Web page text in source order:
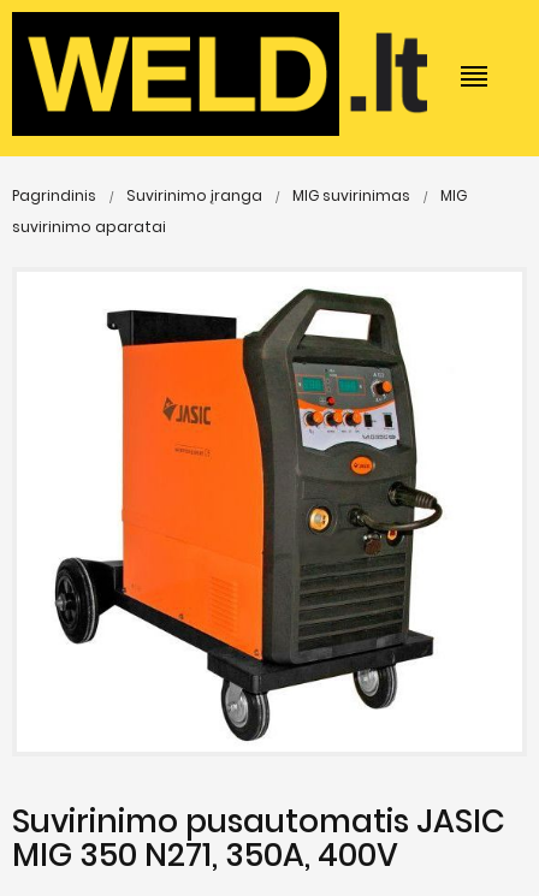
Pagrindinis Suvirinimo įranga MIG suvirinimas
MIG
suvirinimo aparatai
Suvirinimo pusautomatis JASIC
MIG 350 N271, 350A, 400V